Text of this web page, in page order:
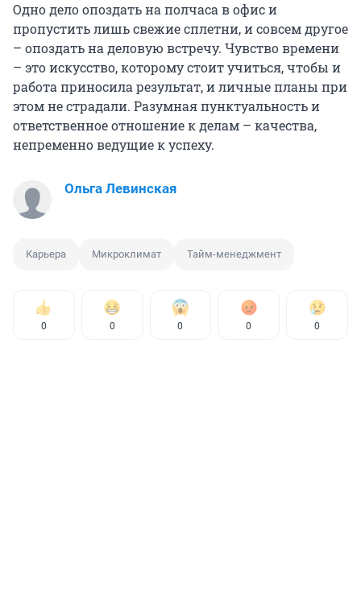
Одно дело опоздать на полчаса в офис и
пропустить лишь свежие сплетни, и совсем другое
– опоздать на деловую встречу. Чувство времени
– это искусство, которому стоит учиться, чтобы и
работа приносила результат, и личные планы при
этом не страдали. Разумная пунктуальность и
ответственное отношение к делам – качества,
непременно ведущие к успеху.
Ольга Левинская
Карьера Микроклимат Тайм-менеджмент
0 0 0 0 0